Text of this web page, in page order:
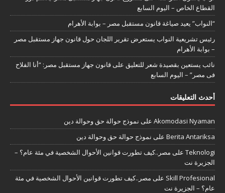
القطاع الخاص – اليوم السابع
“النواب” يعيد صياغة قانون مستقبل مصر – بوابة الأهرام
رئيس تشريعية النواب يستعرض تقرير اللجان حول قانون جهاز مستقبل مصر
– بوابة الأهرام
نائب يستعين بقصيدة شعر للتعليق على قانون جهاز مستقبل مصر: “أنا الفلاح
فى مصر” – اليوم السابع
أحدث التعليقات
Akomodasi Nyaman على نموذج حوالة حق وحوالة دين
Berita Antariksa على نموذج حوالة حق وحوالة دين
Teknologi على مصر..كيف تطورت قوانين الأحوال الشخصية في مئة عام؟ –
الجزيرة نت
Skill Profesional على مصر..كيف تطورت قوانين الأحوال الشخصية في مئة
عام؟ – الجزيرة نت